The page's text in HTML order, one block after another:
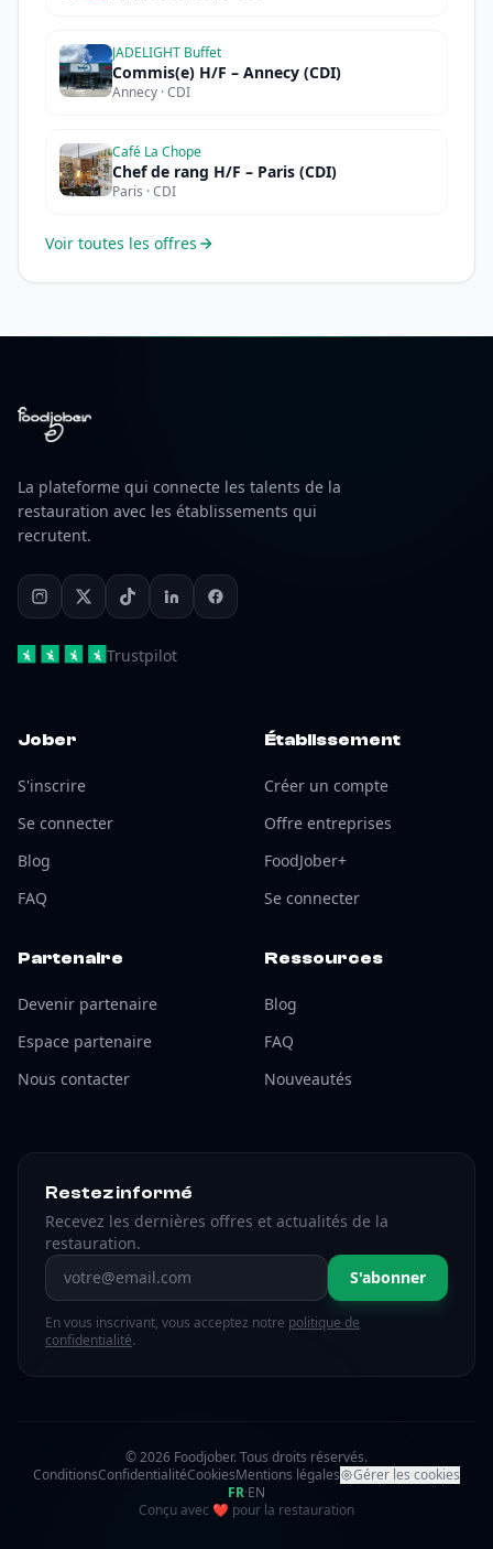
JADELIGHT Buffet
Commis(e) H/F – Annecy (CDI)
Annecy · CDI
Café La Chope
Chef de rang H/F – Paris (CDI)
Paris · CDI
Voir toutes les offres
La plateforme qui connecte les talents de la
restauration avec les établissements qui
recrutent.
Trustpilot
Jober
S'inscrire
Se connecter
Blog
FAQ
Établissement
Créer un compte
Offre entreprises
FoodJober+
Se connecter
Partenaire
Devenir partenaire
Espace partenaire
Nous contacter
Ressources
Blog
FAQ
Nouveautés
Restez informé
Recevez les dernières offres et actualités de la
restauration.
Adresse email S'abonner
En vous inscrivant, vous acceptez notre politique de
confidentialité.
© 2026 Foodjober. Tous droits réservés.
ConditionsConfidentialitéCookiesMentions légales
Gérer les cookies
FR·EN
Conçu avec ❤ amour
pour la restauration